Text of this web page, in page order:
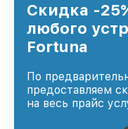
Скидка -
любого
Fortuna
По
предоставляем
на весь прайс